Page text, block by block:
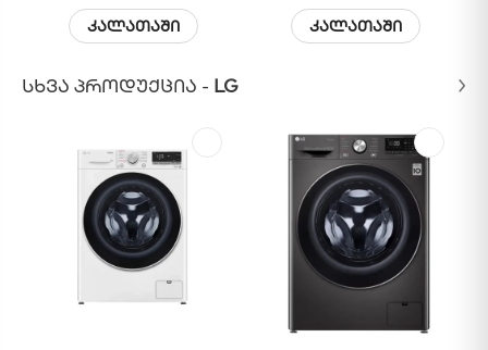
კალათაში კალათაში
ᲡᲮᲕᲐ ᲞᲠᲝᲓᲣᲥᲪᲘᲐ - LG